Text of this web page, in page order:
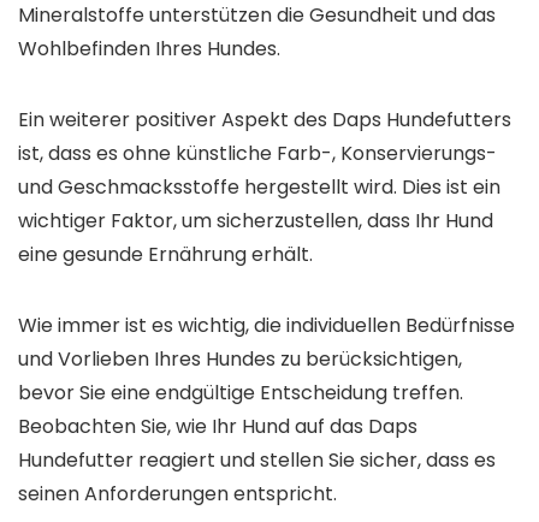
Mineralstoffe unterstützen die Gesundheit und das
Wohlbefinden Ihres Hundes.
Ein weiterer positiver Aspekt des Daps Hundefutters
ist, dass es ohne künstliche Farb-, Konservierungs-
und Geschmacksstoffe hergestellt wird. Dies ist ein
wichtiger Faktor, um sicherzustellen, dass Ihr Hund
eine gesunde Ernährung erhält.
Wie immer ist es wichtig, die individuellen Bedürfnisse
und Vorlieben Ihres Hundes zu berücksichtigen,
bevor Sie eine endgültige Entscheidung treffen.
Beobachten Sie, wie Ihr Hund auf das Daps
Hundefutter reagiert und stellen Sie sicher, dass es
seinen Anforderungen entspricht.